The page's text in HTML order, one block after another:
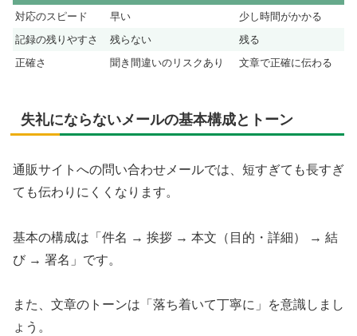
対応のスピード
早い
少し時間がかかる
記録の残りやすさ
残らない
残る
正確さ
聞き間違いのリスクあり 文章で正確に伝わる
失礼にならないメールの基本構成とトーン
通販サイトへの問い合わせメールでは、短すぎても長すぎ
ても伝わりにくくなります。
基本の構成は「件名 → 挨拶 → 本文（目的・詳細） → 結
び → 署名」です。
また、文章のトーンは「落ち着いて丁寧に」を意識しまし
ょう。